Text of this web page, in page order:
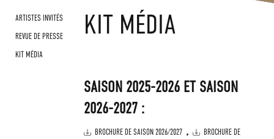
ARTISTES INVITÉS
REVUE DE PRESSE
KIT MÉDIA
KIT MÉDIA
SAISON 2025-2026 ET SAISON
2026-2027 :
BROCHURE DE SAISON 2026/2027 , BROCHURE DE